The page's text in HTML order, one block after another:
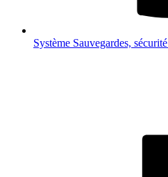
Système Sauvegardes,